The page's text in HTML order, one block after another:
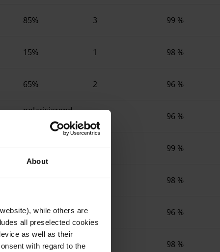
About
while others are
all preselected cookies
as well as their
with regard to the
85% 3 99 %
15% 1 98 %
65% 2 96 %
polarisierend
96 %
85% 3 99 %
15% 1 98 %
65% 96 %
50-15% 98 %